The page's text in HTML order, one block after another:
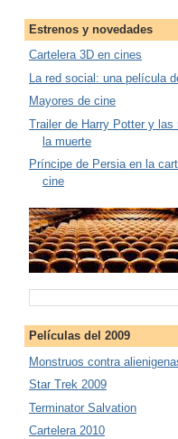
Estrenos y novedades
Cartelera 3D en cines
La red social: una película
Mayores de cine
Trailer de Harry Potter y las
la muerte
Príncipe de Persia en la
cine
Películas del 2009
Monstruos contra
Star Trek 2009
Terminator Salvation
Cartelera 2010